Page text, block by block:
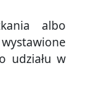
albo
udziału w